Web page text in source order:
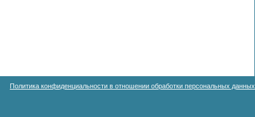
Политика конфиденциальности в отношении обработки персональных данных